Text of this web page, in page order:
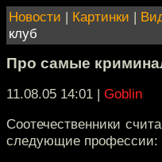
Новости | Картинки |
клуб
Про самые
11.08.05 14:01 | Goblin
Соотечественники
следующие профессии: